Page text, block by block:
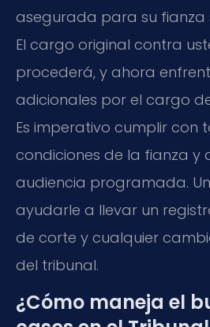
asegurada para su fianza
El cargo original contra
procederá, y ahora
adicionales por el cargo
Es imperativo cumplir con
condiciones de la fianza y
audiencia programada.
ayudarle a llevar un
de corte y cualquier
del tribunal.
¿Cómo maneja el